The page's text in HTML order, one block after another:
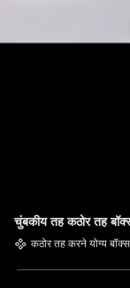
चुंबकीय तह कठोर तह बॉक्स
कठोर तह करने योग्य बॉक्स